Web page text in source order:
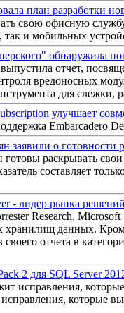
план разработки
свою офисную
и мобильных
обнаружила
отчет,
вредоносных
для слежки,
улучшает
Embarcadero
заявили о
раскрывать
составляет
- лидер рынка
Research,
данных.
отчета в
2 для SQL Server
исправления,
которые